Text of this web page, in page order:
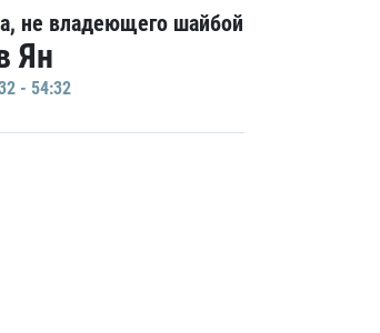
не владеющего шайбой
Ян
- 54:32